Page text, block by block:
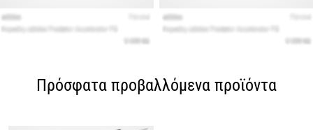
Πρόσφατα προβαλλόμενα προϊόντα